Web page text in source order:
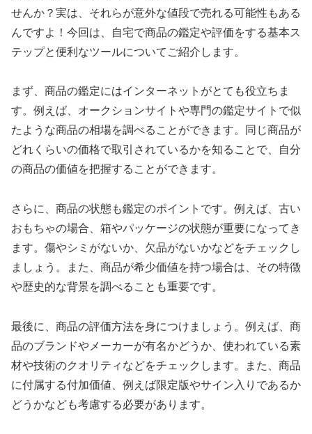
せんか？実は、それらが意外な値段で売れる可能性もある
んですよ！今回は、自宅で商品の鑑定や評価をする基本ス
テップと便利なツールについてご紹介します。
まず、商品の鑑定にはインターネットがとても役立ちま
す。例えば、オークションサイトや専門の鑑定サイトで似
たような商品の相場を調べることができます。同じ商品が
どれくらいの価格で取引されているかを知ることで、自分
の商品の価値を把握することができます。
さらに、商品の状態も鑑定のポイントです。例えば、古い
おもちゃの場合、箱やパッケージの状態が重要になってき
ます。傷やシミがないか、欠品がないかなどをチェックし
ましょう。また、商品が希少価値を持つ場合は、その特徴
や歴史的な背景を調べることも重要です。
最後に、商品の評価方法を身につけましょう。例えば、商
品のブランドやメーカーが有名かどうか、使われている素
材や技術のクオリティなどをチェックします。また、商品
に付属する付加価値、例えば限定版やサイン入りであるか
どうかなども考慮する必要があります。